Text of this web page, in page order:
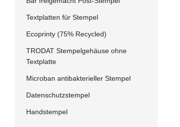
Textplatten für Stempel
Ecoprinty (75% Recycled)
TRODAT Stempelgehäuse ohne
Textplatte
Microban antibakterieller Stempel
Datenschutzstempel
Handstempel